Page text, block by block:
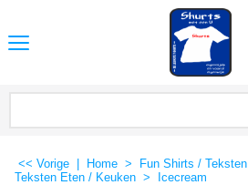
<< Vorige Home > Fun Shirts / Teksten
Teksten Eten / Keuken > Icecream